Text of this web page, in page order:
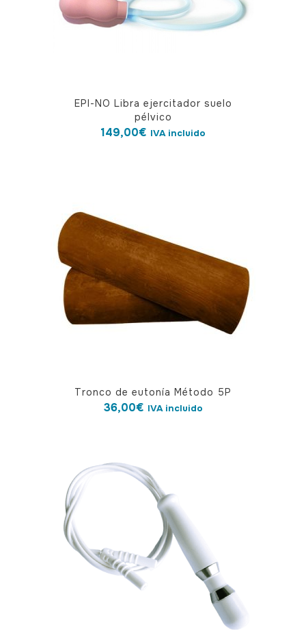
EPI-NO Libra ejercitador suelo
pélvico
149,00€ IVA incluido
Tronco de eutonía Método 5P
36,00€ IVA incluido